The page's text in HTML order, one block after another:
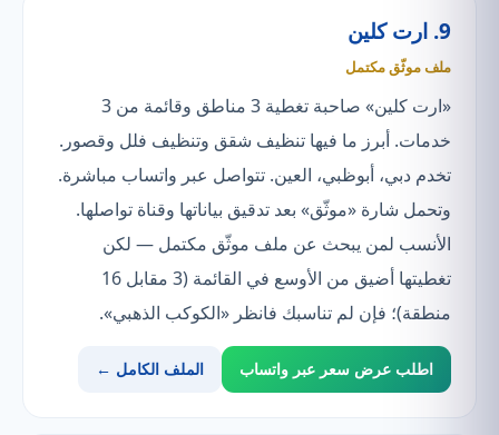
9. ارت كلين
ملف موثّق مكتمل
«ارت كلين» صاحبة تغطية 3 مناطق وقائمة من 3
خدمات. أبرز ما فيها تنظيف شقق وتنظيف فلل وقصور.
تخدم دبي، أبوظبي، العين. تتواصل عبر واتساب مباشرة.
وتحمل شارة «موثّق» بعد تدقيق بياناتها وقناة تواصلها.
الأنسب لمن يبحث عن ملف موثّق مكتمل — لكن
تغطيتها أضيق من الأوسع في القائمة (3 مقابل 16
منطقة)؛ فإن لم تناسبك فانظر «الكوكب الذهبي».
اطلب عرض سعر عبر واتساب الملف الكامل ←